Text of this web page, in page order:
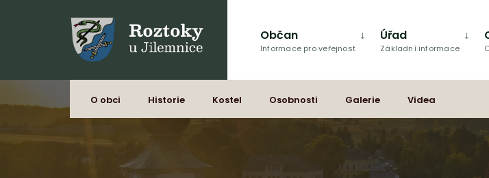
Občan
Informace pro veřejnost
Úřad
Základní informace
O obci Historie Kostel Osobnosti Galerie Videa